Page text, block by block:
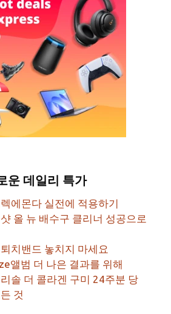
운 데일리 특가
에몬다 실전에 적용하기
올 뉴 배수구 클리너 성공으로
치밴드 놓치지 마세요
앨범 더 나은 결과를 위해
솔 더 콜라겐 구미 24주분 당
것